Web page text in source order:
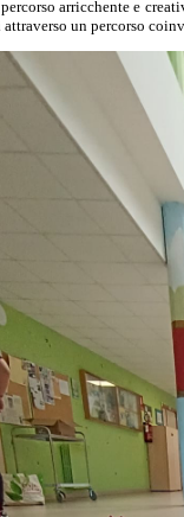
arricchente e
attraverso un percorso